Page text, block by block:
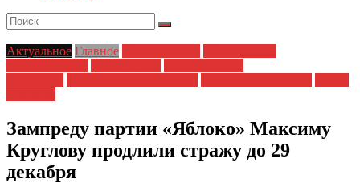
Актуальное Главное
Зампреду партии «Яблоко» Максиму
Круглову продлили стражу до 29
декабря